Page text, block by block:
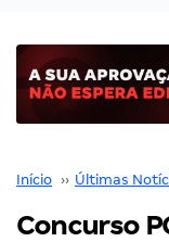
Início ›› Últimas
Concurso